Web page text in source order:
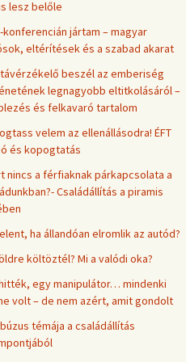
lesz belőle
konferencián jártam – magyar
eltérítések és a szabad akarat
beszél az emberiség
legnagyobb eltitkolásáról –
és felkavaró tartalom
velem az ellenállásodra! ÉFT
és kopogtatás
nincs a férfiaknak párkapcsolata a
Családállítás a piramis
ha állandóan elromlik az autód?
költöztél? Mi a valódi oka?
egy manipulátor… mindenki
volt – de nem azért, amit gondolt
témája a családállítás